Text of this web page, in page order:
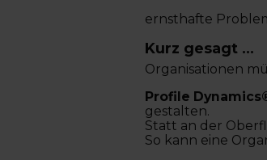
ernsthafte
Kurz gesagt …
Organisationen
Profile
gestalten.
Statt an der
So kann eine